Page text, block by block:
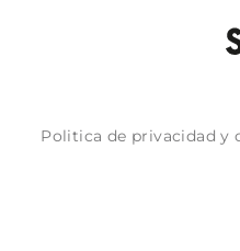
Politica de privacidad y